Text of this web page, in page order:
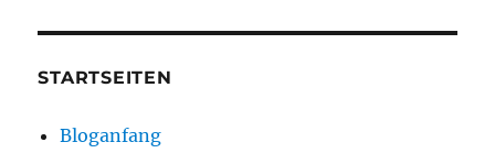
STARTSEITEN
Bloganfang